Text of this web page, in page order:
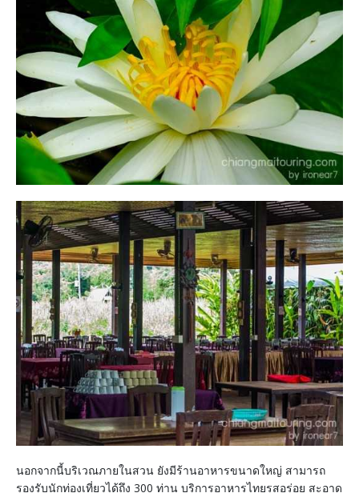
นอกจากนี้บริเวณภายในสวน ยังมีร้านอาหารขนาดใหญ่ สามารถ
รองรับนักท่องเที่ยวได้ถึง 300 ท่าน บริการอาหารไทยรสอร่อย สะอาด